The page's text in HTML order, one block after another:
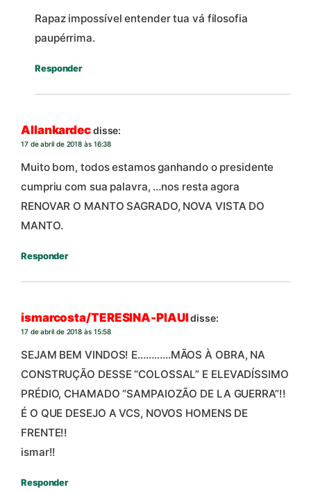
Rapaz impossível entender tua vá filosofia
paupérrima.
Responder
Allankardecdisse:
17 de abril de 2018 às 16:38
Muito bom, todos estamos ganhando o presidente
cumpriu com sua palavra, …nos resta agora
RENOVAR O MANTO SAGRADO, NOVA VISTA DO
MANTO.
Responder
ismarcosta/TERESINA-PIAUIdisse:
17 de abril de 2018 às 15:58
SEJAM BEM VINDOS! E…………MÃOS À OBRA, NA
CONSTRUÇÃO DESSE “COLOSSAL” E ELEVADÍSSIMO
PRÉDIO, CHAMADO “SAMPAIOZÃO DE LA GUERRA”!!
É O QUE DESEJO A VCS, NOVOS HOMENS DE
FRENTE!!
ismar!!
Responder